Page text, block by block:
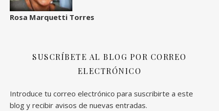
Rosa Marquetti Torres
SUSCRÍBETE AL BLOG POR CORREO
ELECTRÓNICO
Introduce tu correo electrónico para suscribirte a este
blog y recibir avisos de nuevas entradas.